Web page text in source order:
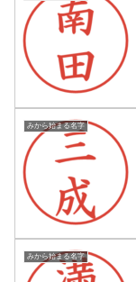
みから始まる名字
みから始まる名字